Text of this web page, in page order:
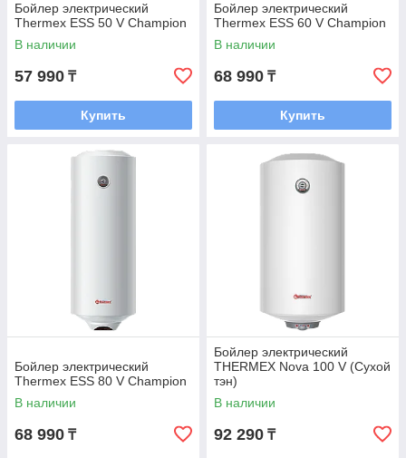
Бойлер электрический
Thermex ESS 50 V Champion
В наличии
57 990 ₸
Купить
Бойлер электрический
Thermex ESS 60 V Champion
В наличии
68 990 ₸
Купить
Бойлер электрический
Thermex ESS 80 V Champion
В наличии
68 990 ₸
Бойлер электрический
THERMEX Nova 100 V (Сухой
тэн)
В наличии
92 290 ₸